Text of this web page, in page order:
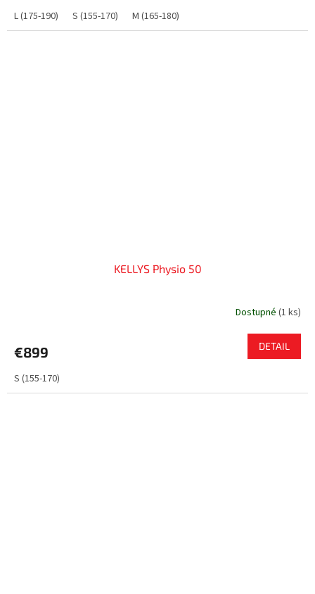
L (175-190) S (155-170) M (165-180)
KELLYS Physio 50
Dostupné (1 ks)
€899 DETAIL
S (155-170)